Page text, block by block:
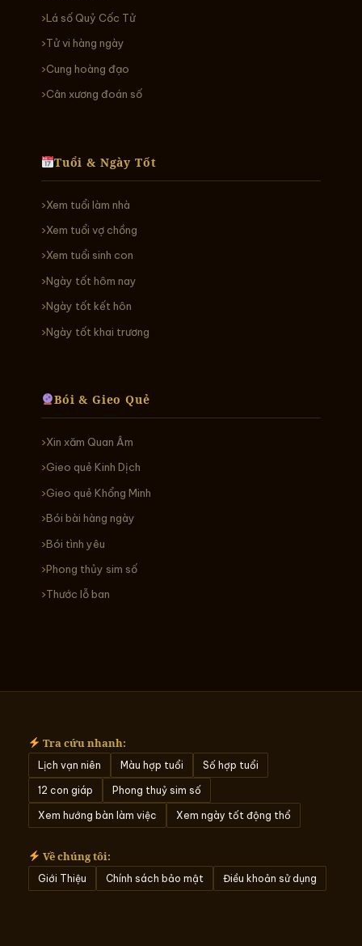
Lá số Quỷ Cốc Tử
Tử vi hàng ngày
Cung hoàng đạo
Cân xương đoán số
Tuổi & Ngày Tốt
Xem tuổi làm nhà
Xem tuổi vợ chồng
Xem tuổi sinh con
Ngày tốt hôm nay
Ngày tốt kết hôn
Ngày tốt khai trương
Bói & Gieo Quẻ
Xin xăm Quan Âm
Gieo quẻ Kinh Dịch
Gieo quẻ Khổng Minh
Bói bài hàng ngày
Bói tình yêu
Phong thủy sim số
Thước lỗ ban
Tra cứu nhanh:
Lịch vạn niên Màu hợp tuổi Số hợp tuổi
12 con giáp Phong thuỷ sim số
Xem hướng bàn làm việc Xem ngày tốt động thổ
Về chúng tôi:
Giới Thiệu Chính sách bảo mật Điều khoản sử dụng